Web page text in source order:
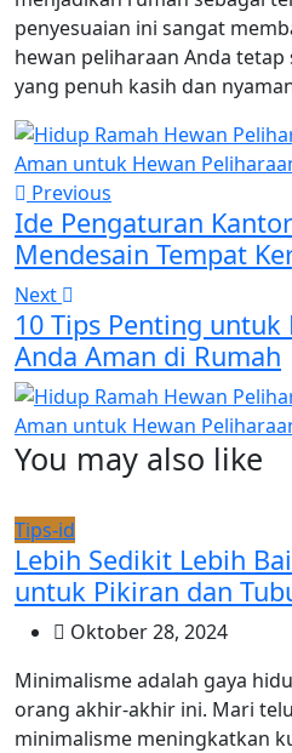
penyesuaian ini sangat
hewan peliharaan Anda
yang penuh kasih dan
Previous
Ide Pengaturan
Mendesain Tempat
Next
10 Tips Penting
Anda Aman di Rumah
You may also like
Tips-id
Lebih Sedikit Lebih
untuk Pikiran dan
Oktober 28, 2024
Minimalisme adalah gaya
orang akhir-akhir ini. Mari
minimalisme meningkatkan